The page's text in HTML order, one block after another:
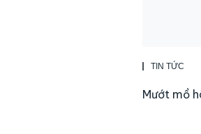
TIN TỨC
Mướt mồ